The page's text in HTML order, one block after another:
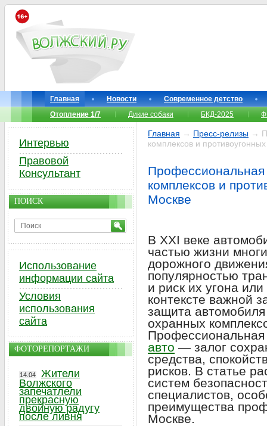
Главная Новости
Современное детство
Отопление 1/7
Дикие собаки БКД-2025
Главная → Пресс-релизы →
комплексов и
Профессиональная
комплексов и
Москве
В XXI веке
частью жизни
дорожного
популярностью
и риск их угона
контексте важной
защита
охранных
авто — залог
средства,
рисков. В статье
систем
специалистов,
преимущества
Москве.
Интервью
Правовой
Консультант
ПОИСК
Использование
информации сайта
Условия
использования
сайта
ФОТОРЕПОРТАЖИ
14.04
Жители
Волжского
запечатлели
прекрасную
двойную радугу
после ливня